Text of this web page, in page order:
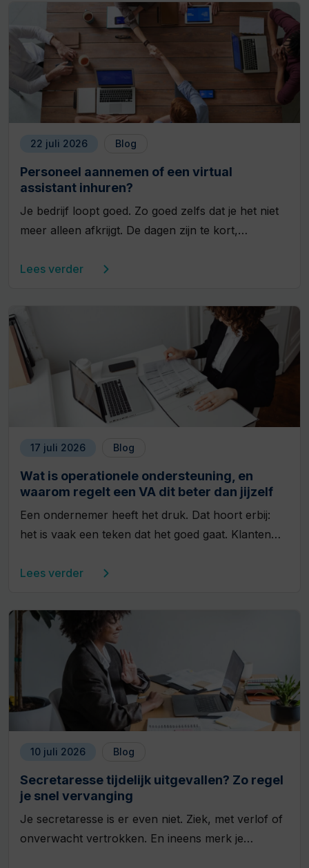
22 juli 2026 Blog
Personeel aannemen of een virtual
assistant inhuren?
Je bedrijf loopt goed. Zo goed zelfs dat je het niet
meer alleen afkrijgt. De dagen zijn te kort,…
Lees verder
17 juli 2026 Blog
Wat is operationele ondersteuning, en
waarom regelt een VA dit beter dan jijzelf
Een ondernemer heeft het druk. Dat hoort erbij:
het is vaak een teken dat het goed gaat. Klanten…
Lees verder
10 juli 2026 Blog
Secretaresse tijdelijk uitgevallen? Zo regel
je snel vervanging
Je secretaresse is er even niet. Ziek, met verlof of
onverwacht vertrokken. En ineens merk je…